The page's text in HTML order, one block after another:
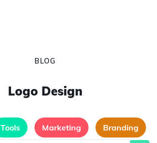
BLOG
Logo Design
Tools Marketing Branding